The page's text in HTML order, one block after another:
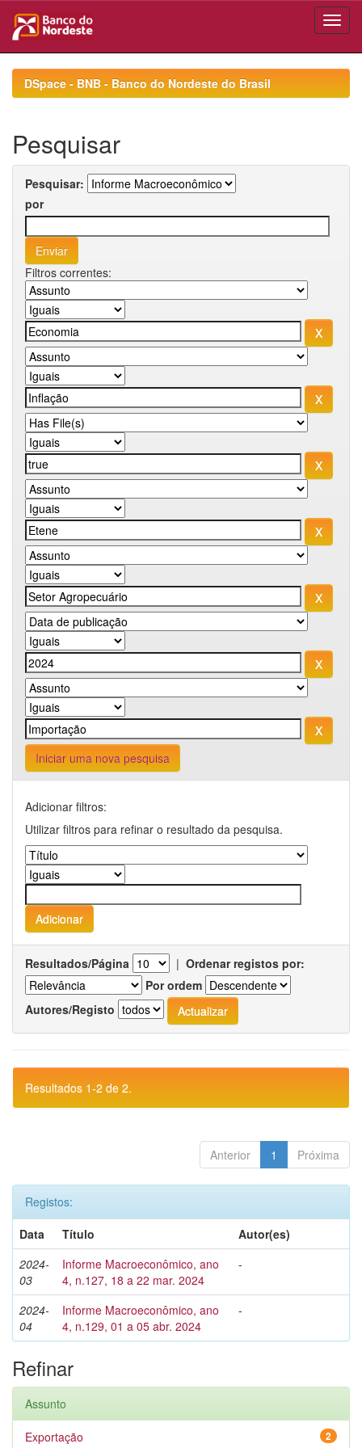
navigationDSpace - BNB - Banco do Nordeste do Brasil
Pesquisar
Pesquisar:
por
Filtros correntes:
Iniciar uma nova pesquisa
Adicionar filtros:
Utilizar filtros para refinar o resultado da pesquisa.
Resultados/Página | Ordenar registos por:
Por ordem
Autores/Registo
Resultados 1-2 de 2.
Anterior 1 Próxima
Registos:
Data
Título
Autor(es)
2024-
03
Informe Macroeconômico, ano
4, n.127, 18 a 22 mar. 2024
-
2024-
04
Informe Macroeconômico, ano
4, n.129, 01 a 05 abr. 2024
-
Refinar
Assunto
2
Exportação